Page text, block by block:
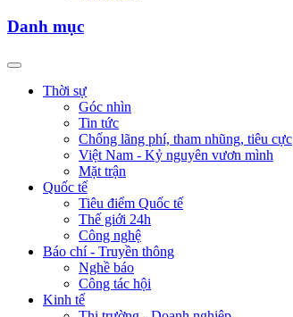
Danh mục
Thời sự
Góc nhìn
Tin tức
Chống lãng phí, tham nhũng, tiêu cực
Việt Nam - Kỷ nguyên vươn mình
Mặt trận
Quốc tế
Tiêu điểm Quốc tế
Thế giới 24h
Công nghệ
Báo chí - Truyền thông
Nghề báo
Công tác hội
Kinh tế